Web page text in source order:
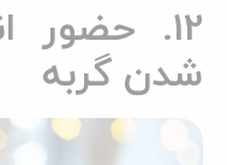
12. حضور
شدن گربه